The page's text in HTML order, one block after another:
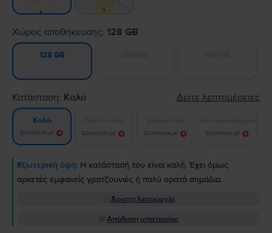
Χώρος αποθήκευσης: 128 GB
128 GB
Κατάσταση: Καλό Δείτε λεπτομέρειες
Καλό
Ειδοποίησε με! Ειδοποίησε με! Ειδοποίησε με! Ειδοποίησε με!
Εξωτερική όψη: Η κατάστασή του είναι καλή. Έχει όμως
αρκετές εμφανείς γρατζουνιές ή πολύ ορατά σημάδια.
Άριστη λειτουργία
Απόδοση μπαταρίας